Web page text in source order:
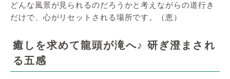
どんな風景が見られるのだろうかと考えながらの道行き
だけで、心がリセットされる場所です。（恵）
癒しを求めて龍頭が滝へ♪ 研ぎ澄まされ
る五感